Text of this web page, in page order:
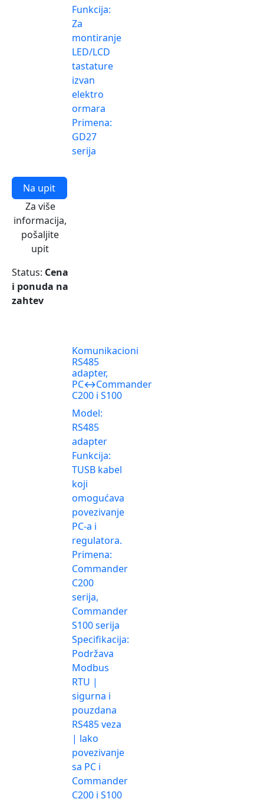
Funkcija:
Za
montiranje
LED/LCD
tastature
izvan
elektro
ormara
Primena:
GD27
serija
Status: Cena
i ponuda na
zahtev
Za više
informacija,
pošaljite
upit
Na upit
Komunikacioni
RS485
adapter,
PC↔️Commander
C200 i S100
Model:
RS485
adapter
Funkcija:
TUSB kabel
koji
omogućava
povezivanje
PC-a i
regulatora.
Primena:
Commander
C200
serija,
Commander
S100 serija
Specifikacija:
Podržava
Modbus
RTU |
sigurna i
pouzdana
RS485 veza
| lako
povezivanje
sa PC i
Commander
C200 i S100